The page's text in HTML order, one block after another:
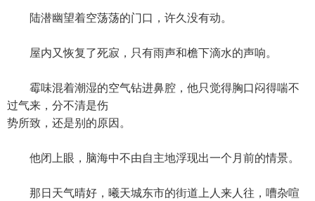
陆潜幽望着空荡荡的门口，许久没有动。
屋内又恢复了死寂，只有雨声和檐下滴水的声响。
霉味混着潮湿的空气钻进鼻腔，他只觉得胸口闷得喘不
过气来，分不清是伤
势所致，还是别的原因。
他闭上眼，脑海中不由自主地浮现出一个月前的情景。
那日天气晴好，曦天城东市的街道上人来人往，嘈杂喧